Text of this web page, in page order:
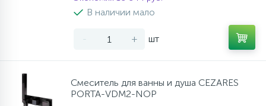
Возврат товара
Душевые кабины
72
КомплектующиеСтаканы для ванной
20
В наличии мало
- + шт
Смеситель для ванны и душа CEZARES
PORTA-VDM2-NOP